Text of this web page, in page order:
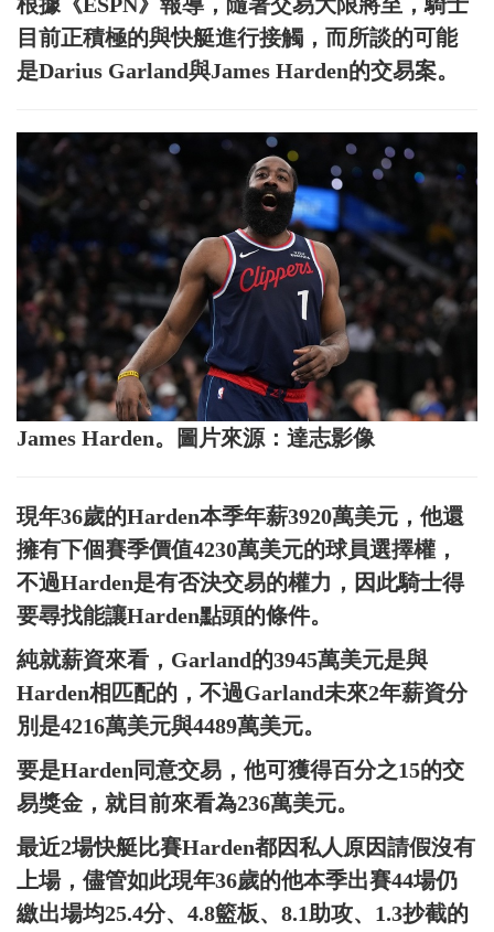
目前正積極的與快艇進行接觸，而所談的可能
是Darius Garland與James Harden的交易案。
James Harden。圖片來源：達志影像
現年36歲的Harden本季年薪3920萬美元，他還
擁有下個賽季價值4230萬美元的球員選擇權，
不過Harden是有否決交易的權力，因此騎士得
要尋找能讓Harden點頭的條件。
純就薪資來看，Garland的3945萬美元是與
Harden相匹配的，不過Garland未來2年薪資分
別是4216萬美元與4489萬美元。
要是Harden同意交易，他可獲得百分之15的交
易獎金，就目前來看為236萬美元。
最近2場快艇比賽Harden都因私人原因請假沒有
上場，儘管如此現年36歲的他本季出賽44場仍
繳出場均25.4分、4.8籃板、8.1助攻、1.3抄截的